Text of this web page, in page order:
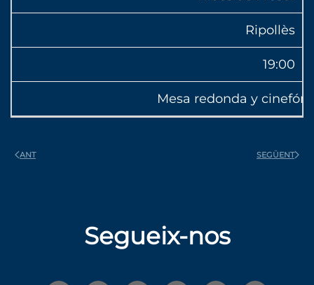
Ripollès
19:00
Mesa redonda y
ANT SEGÜENT
Segueix-nos